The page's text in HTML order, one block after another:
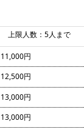
上限人数：5人まで
11,000円
12,500円
13,000円
13,000円